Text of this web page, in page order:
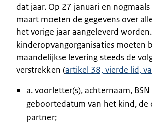
dat jaar. Op 27 januari en
maart moeten de gegevens over
het vorige jaar aangeleverd
kinderopvangorganisaties moeten
maandelijkse levering steeds de
verstrekken (artikel 38, vierde lid,
a. voorletter(s), achternaam, BSN
geboortedatum van het kind, de
partner;